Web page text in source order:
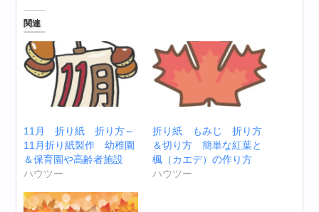
関連
11月 折り紙 折り方～
11月折り紙製作 幼稚園
＆保育園や高齢者施設
ハウツー
折り紙 もみじ 折り方
＆切り方 簡単な紅葉と
楓（カエデ）の作り方
ハウツー